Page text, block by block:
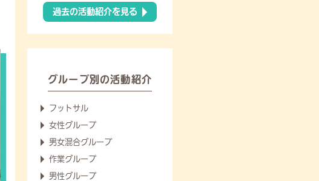
過去の活動紹介を見る
グループ別の活動紹介
フットサル
女性グループ
男女混合グループ
作業グループ
男性グループ